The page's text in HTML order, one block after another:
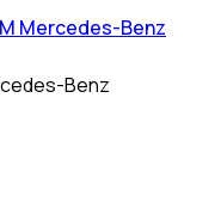
Mercedes-Benz
Benz